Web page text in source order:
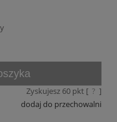
Zyskujesz 60pkt [ ? ]
dodaj do przechowalni